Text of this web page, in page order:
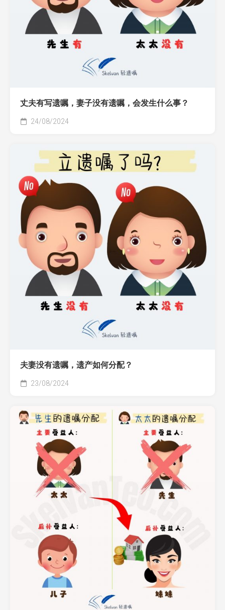
丈夫有写遗嘱，妻子没有遗嘱，会发生什么事？
24/08/2024
夫妻没有遗嘱，遗产如何分配？
23/08/2024